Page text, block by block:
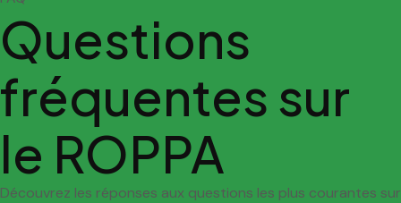
Questions
fréquentes sur
le ROPPA
Découvrez les réponses aux questions les plus courantes sur